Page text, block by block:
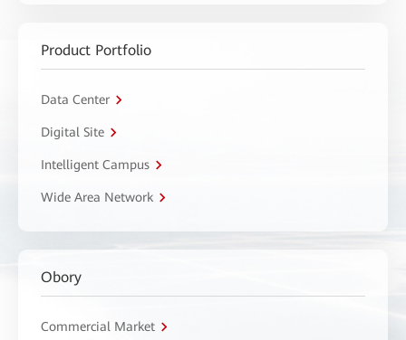
Product Portfolio
Data Center
Digital Site
Intelligent Campus
Wide Area Network
Obory
Commercial Market